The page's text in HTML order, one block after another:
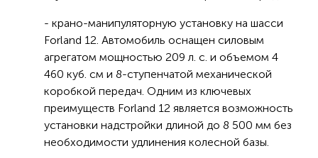
- крано-манипуляторную установку на шасси
Forland 12. Автомобиль оснащен силовым
агрегатом мощностью 209 л. с. и объемом 4
460 куб. см и 8-ступенчатой механической
коробкой передач. Одним из ключевых
преимуществ Forland 12 является возможность
установки надстройки длиной до 8 500 мм без
необходимости удлинения колесной базы.